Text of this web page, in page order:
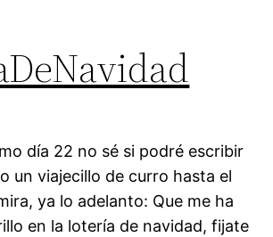
día 22 no sé si podré escribir
un viajecillo de curro hasta el
ya lo adelanto: Que me ha
en la lotería de navidad, fijate